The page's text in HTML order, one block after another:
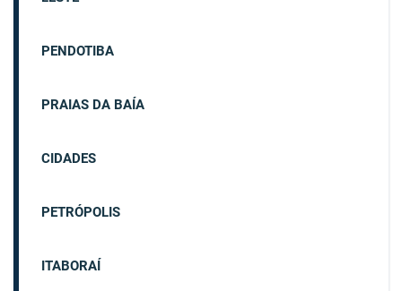
PENDOTIBA
PRAIAS DA BAÍA
CIDADES
PETRÓPOLIS
ITABORAÍ